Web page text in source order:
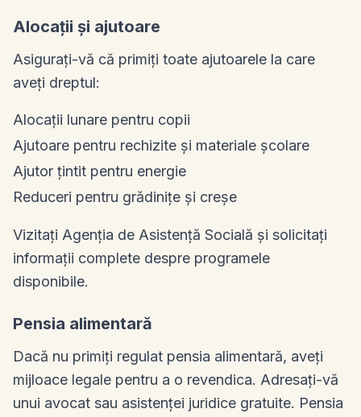
Alocații și ajutoare
Asigurați-vă că primiți toate ajutoarele la care
aveți dreptul:
Alocații lunare pentru copii
Ajutoare pentru rechizite și materiale școlare
Ajutor țintit pentru energie
Reduceri pentru grădinițe și creșe
Vizitați Agenția de Asistență Socială și solicitați
informații complete despre programele
disponibile.
Pensia alimentară
Dacă nu primiți regulat pensia alimentară, aveți
mijloace legale pentru a o revendica. Adresați-vă
unui avocat sau asistenței juridice gratuite. Pensia